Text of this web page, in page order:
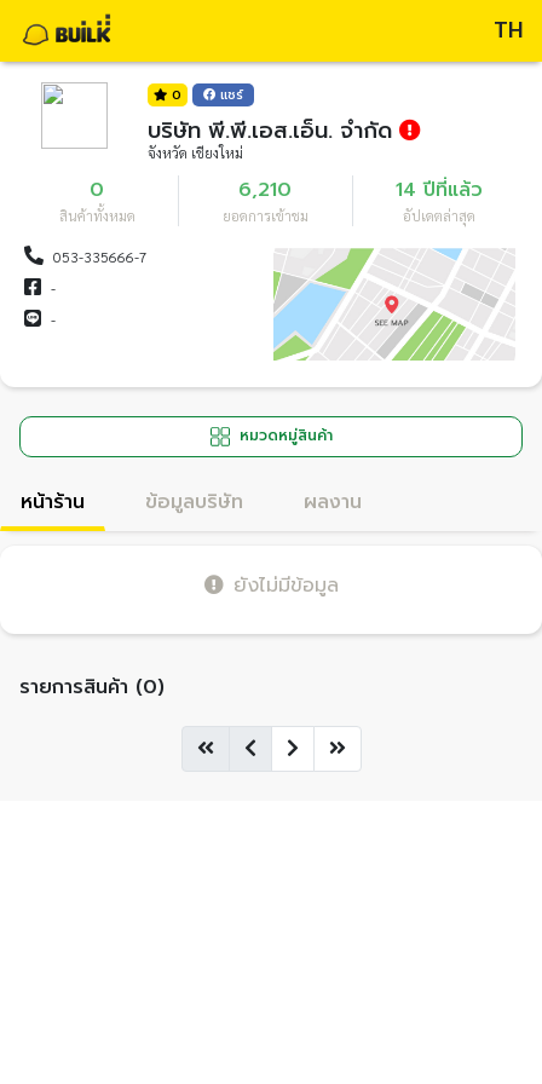
TH
0 แชร์
บริษัท พี.พี.เอส.เอ็น. จำกัด
จังหวัด เชียงใหม่
0
สินค้าทั้งหมด
6,210
ยอดการเข้าชม
14 ปีที่แล้ว
อัปเดตล่าสุด
053-335666-7
-
-
หมวดหมู่สินค้า
หน้าร้าน ข้อมูลบริษัท ผลงาน
ยังไม่มีข้อมูล
รายการสินค้า (0)